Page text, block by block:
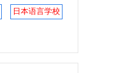
日本语言学校